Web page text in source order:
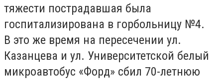
тяжести пострадавшая была
госпитализирована в горбольницу №4.
В это же время на пересечении ул.
Казанцева и ул. Университетской белый
микроавтобус «Форд» сбил 70-летнюю